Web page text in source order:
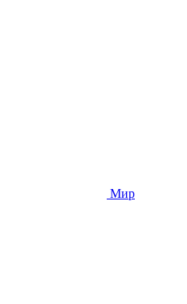
Мир